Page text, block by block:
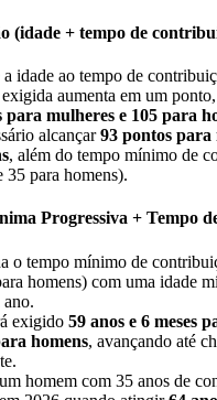
(idade + tempo de
a idade ao tempo de
aumenta em um
para mulheres e 105 para
alcançar93 pontos para
, além do tempo mínimo de
35 para homens).
Progressiva + Tempo
o tempo mínimo de
homens) com uma idade
ano.
exigido 59 anos e 6 meses
homens, avançando até
homem com 35 anos de